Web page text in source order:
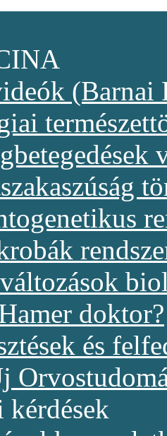
(Barnai
doktor?
és